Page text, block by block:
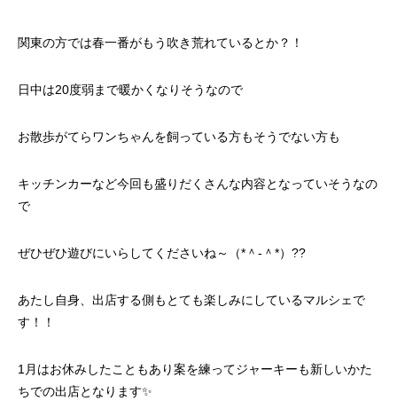
関東の方では春一番がもう吹き荒れているとか？！
日中は20度弱まで暖かくなりそうなので
お散歩がてらワンちゃんを飼っている方もそうでない方も
キッチンカーなど今回も盛りだくさんな内容となっていそうなの
で
ぜひぜひ遊びにいらしてくださいね～（*＾-＾*）??
あたし自身、出店する側もとても楽しみにしているマルシェで
す！！
1月はお休みしたこともあり案を練ってジャーキーも新しいかた
ちでの出店となります✨